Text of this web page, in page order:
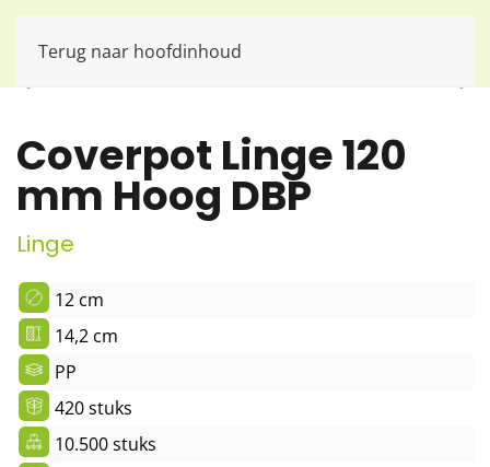
Terug naar hoofdinhoud
Coverpot Linge 120
mm Hoog DBP
Linge
12 cm
14,2 cm
PP
420 stuks
10.500 stuks